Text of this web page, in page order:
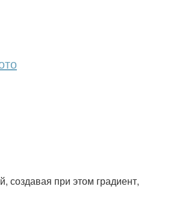
создавая при этом градиент,